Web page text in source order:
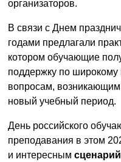
организаторов.
В связи с Днем
годами предлагали
котором обучающие
поддержку по широкому
вопросам,
новый учебный период.
День российского
преподавания в этом
и интересным